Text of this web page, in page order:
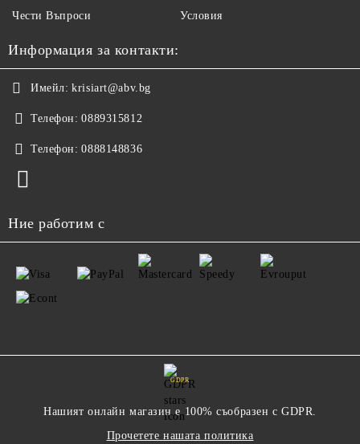
Чести Въпроси Условия
Информация за контакти:
Имейл: krisiart@abv.bg
Телефон: 0889315812
Телефон: 0888148836
Ние работим с
GDPR
Нашият онлайн магазин е 100% съобразен с GDPR.
Прочетете нашата политика